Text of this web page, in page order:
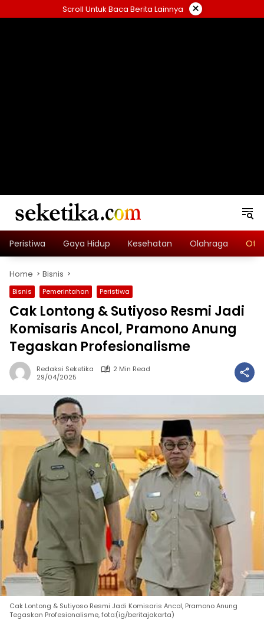
to
Scroll Untuk Baca Berita Lainnya ×
Peristiwa Gaya Hidup Kesehatan Olahraga
Home Bisnis
Bisnis Pemerintahan Peristiwa
Cak Lontong & Sutiyoso Resmi Jadi
Komisaris Ancol, Pramono Anung
Tegaskan Profesionalisme
Redaksi Seketika
2 Min Read
29/04/2025
Cak Lontong & Sutiyoso Resmi Jadi Komisaris Ancol, Pramono Anung
Tegaskan Profesionalisme, foto:(ig/beritajakarta)